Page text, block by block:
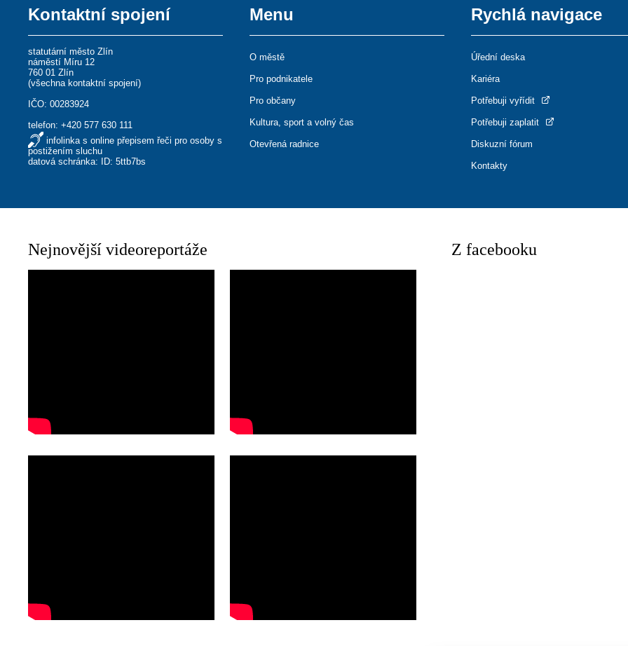
Kontaktní spojení
statutární město Zlín
náměstí Míru 12
760 01 Zlín
(všechna kontaktní spojení)
IČO: 00283924
telefon:+420 577 630 111
infolinka s online přepisem řeči pro osoby s
postižením sluchu
datová schránka: ID: 5ttb7bs
Menu
O městě
Pro podnikatele
Pro občany
Kultura, sport a volný čas
Otevřená radnice
Rychlá navigace
Úřední deska
Kariéra
Potřebuji vyřídit
Potřebuji zaplatit
Diskuzní fórum
Kontakty
Nejnovější videoreportáže Z facebooku